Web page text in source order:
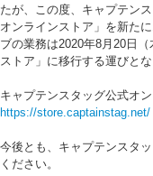
たが、この度、キャプテン
オンラインストア」を新た
ブの業務は2020年8月20日
ストア」に移行する運びとな
キャプテンスタッグ公式オ
https://store.captainstag.net/
今後とも、キャプテンスタ
ください。